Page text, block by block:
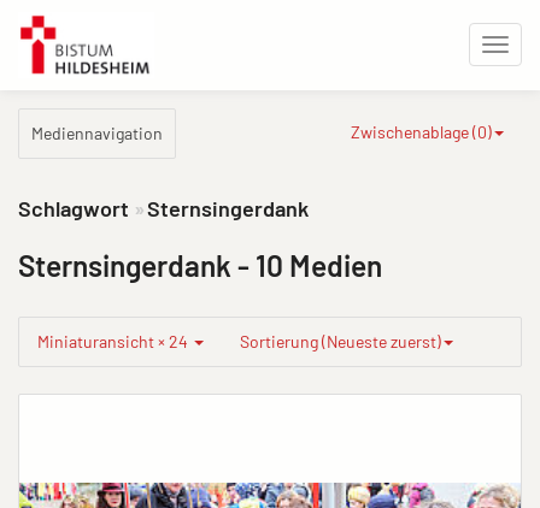
Mediennavigation Zwischenablage (0)
Schlagwort Sternsingerdank
Sternsingerdank - 10 Medien
Miniaturansicht × 24 Sortierung (Neueste zuerst)